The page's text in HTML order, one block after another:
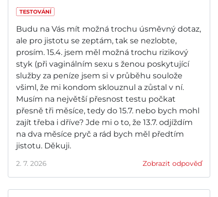
TESTOVÁNÍ
Budu na Vás mít možná trochu úsměvný dotaz,
ale pro jistotu se zeptám, tak se nezlobte,
prosím. 15.4. jsem měl možná trochu rizikový
styk (při vaginálním sexu s ženou poskytující
služby za peníze jsem si v průběhu soulože
všiml, že mi kondom sklouznul a zůstal v ní.
Musím na největší přesnost testu počkat
přesně tři měsíce, tedy do 15.7. nebo bych mohl
zajít třeba i dříve? Jde mi o to, že 13.7. odjíždím
na dva měsíce pryč a rád bych měl předtím
jistotu. Děkuji.
2. 7. 2026 Zobrazit odpověď